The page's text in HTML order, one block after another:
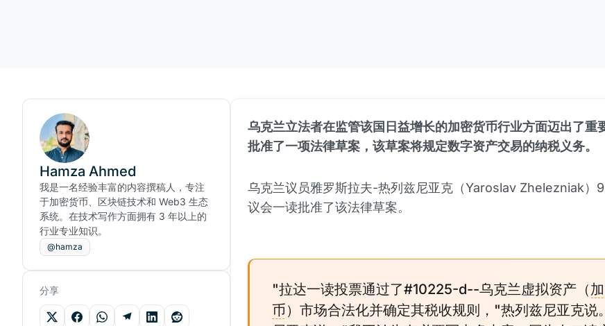
乌克兰立法者在监管该国日益增长的加密货币行业方面迈出了重
批准了一项法律草案，该草案将规定数字资产交易的纳税义务。
乌克兰议员雅罗斯拉夫-热列兹尼亚克（Yaroslav Zhelezniak）9
议会一读批准了该法律草案。
"拉达一读投票通过了#10225-d--乌克兰虚拟资产（
币）市场合法化并确定其税收规则，"热列兹尼亚克说
Hamza Ahmed
我是一名经验丰富的内容撰稿人，专注
于加密货币、区块链技术和 Web3 生态
系统。在技术写作方面拥有 3 年以上的
行业专业知识。
@hamza
分享